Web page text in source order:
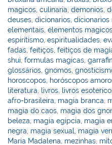
n o
o
k
magicos,culinaria,demonios,
deuses,dicionarios,dicionarios
elementais,elementos
espiritismo,espiritualidades,
fadas,feitiços,feitiços de
shui,formulas magicas,
glossários,gnomos,
horoscopos, horóscopos
literatura, livros, livros
afro-brasileira, magia branca,
magia do caos, magia dos
beleza, magia egipcia, magia
negra, magia sexual, magia
Maria Madalena, mezinhas,